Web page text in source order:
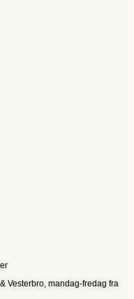
Vesterbro, mandag-fredag fra